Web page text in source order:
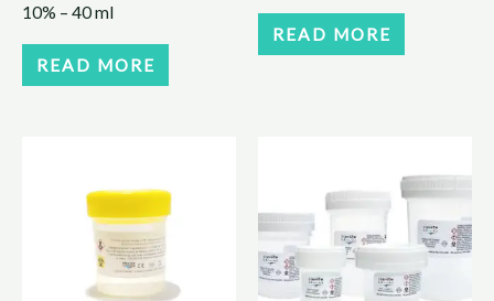
10% – 40 ml
READ MORE
READ MORE